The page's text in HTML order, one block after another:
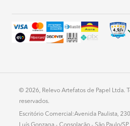
© 2026, Relevo Artefatos de Papel Ltda.
reservados.
Escritório Comercial:Avenida Paulista,
Luís Gonzaga - Consolação - São Paulo/